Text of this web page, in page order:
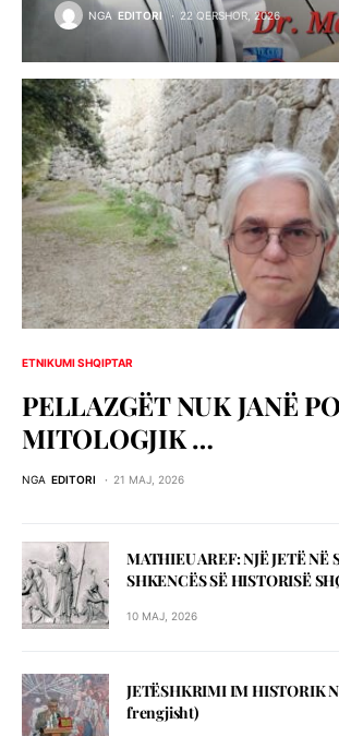
NGA EDITORI 22 QERSHOR, 2026
ETNIKUMI SHQIPTAR
PELLAZGЁT NUK JANЁ
MITOLOGJIK …
NGA EDITORI 21 MAJ, 2026
MATHIEU AREF: NJЁ JETЁ NЁ
SHKENCЁS SЁ HISTORISЁ
10 MAJ, 2026
JETЁSHKRIMI IM HISTORIK
frengjisht)